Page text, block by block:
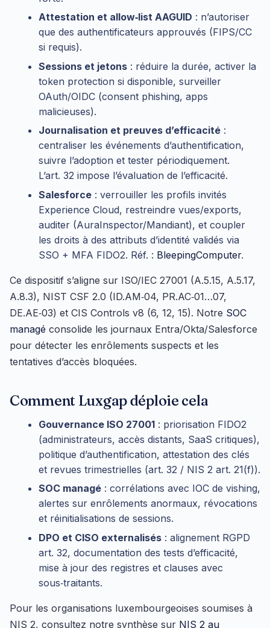
Attestation et allow‑list AAGUID : n’autoriser
que des authentificateurs approuvés (FIPS/CC
si requis).
Sessions et jetons : réduire la durée, activer la
token protection si disponible, surveiller
OAuth/OIDC (consent phishing, apps
malicieuses).
Journalisation et preuves d’efficacité :
centraliser les événements d’authentification,
suivre l’adoption et tester périodiquement.
L’art. 32 impose l’évaluation de l’efficacité.
Salesforce : verrouiller les profils invités
Experience Cloud, restreindre vues/exports,
auditer (AuraInspector/Mandiant), et coupler
les droits à des attributs d’identité validés via
SSO + MFA FIDO2. Réf. : BleepingComputer.
Ce dispositif s’aligne sur ISO/IEC 27001 (A.5.15, A.5.17,
A.8.3), NIST CSF 2.0 (ID.AM‑04, PR.AC‑01…07,
DE.AE‑03) et CIS Controls v8 (6, 12, 15). Notre SOC
managé consolide les journaux Entra/Okta/Salesforce
pour détecter les enrôlements suspects et les
tentatives d’accès bloquées.
Comment Luxgap déploie cela
Gouvernance ISO 27001 : priorisation FIDO2
(administrateurs, accès distants, SaaS critiques),
politique d’authentification, attestation des clés
et revues trimestrielles (art. 32 / NIS 2 art. 21(f)).
SOC managé : corrélations avec IOC de vishing,
alertes sur enrôlements anormaux, révocations
et réinitialisations de sessions.
DPO et CISO externalisés : alignement RGPD
art. 32, documentation des tests d’efficacité,
mise à jour des registres et clauses avec
sous‑traitants.
Pour les organisations luxembourgeoises soumises à
NIS 2, consultez notre synthèse sur NIS 2 au